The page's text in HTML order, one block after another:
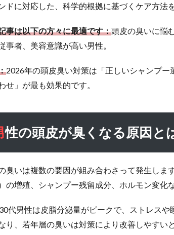
法
め
選
・
年最
対
1.1
の頭
皮が
臭く
ドに対応した、科学的根拠に基づくケア方法
事は以下の方々に最適です：頭皮の臭いに悩
事者、美容意識が高い男性。
2026年の頭皮臭い対策は「正しいシャンプ
せ」が最も効果的です。
男性の頭皮が臭くなる原因と
臭いは複数の要因が組み合わさって発生しま
の増殖、シャンプー残留成分、ホルモン変化
代男性は皮脂分泌量がピークで、ストレス
り、若年層の臭いは対策により改善しやすい